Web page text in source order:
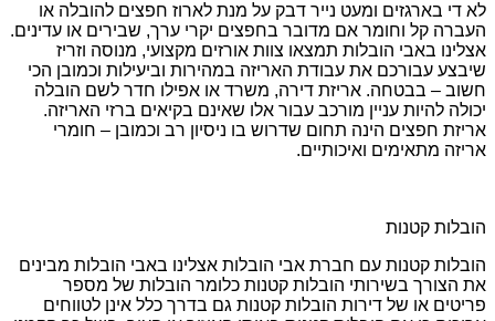
לא די בארגזים ומעט נייר דבק על מנת לארוז חפצים להובלה או
העברה קל וחומר אם מדובר בחפצים יקרי ערך, שבירים או עדינים.
אצלינו באבי הובלות תמצאו צוות אורזים מקצועי, מנוסה וזריז
שיבצע עבורכם את עבודת האריזה במהירות וביעילות וכמובן הכי
חשוב – בבטחה. אריזת דירה, משרד או אפילו חדר לשם הובלה
יכולה להיות עניין מורכב עבור אלו שאינם בקיאים ברזי האריזה.
אריזת חפצים הינה תחום שדרוש בו ניסיון רב וכמובן – חומרי
אריזה מתאימים ואיכותיים.
הובלות קטנות
הובלות קטנות עם חברת אבי הובלות אצלינו באבי הובלות מבינים
את הצורך בשירותי הובלות קטנות כלומר הובלות של מספר
פריטים או של דירות הובלות קטנות גם בדרך כלל אינן לטווחים